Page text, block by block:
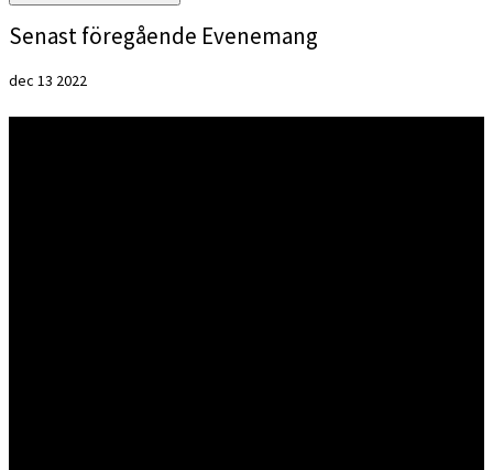
Senast föregående Evenemang
dec 13 2022